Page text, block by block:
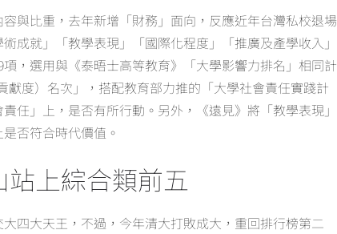
與比重，去年新增「財務」面向，反應近年台灣私校退場
成就」「教學表現」「國際化程度」「推廣及產學收入」
，選用與《泰晤士高等教育》「大學影響力排名」相同計
獻度）名次」，搭配教育部力推的「大學社會責任實踐計
任」上，是否有所行動。另外，《遠見》將「教學表現」
否符合時代價值。
上綜合類前五
四大天王，不過，今年清大打敗成大，重回排行榜第二